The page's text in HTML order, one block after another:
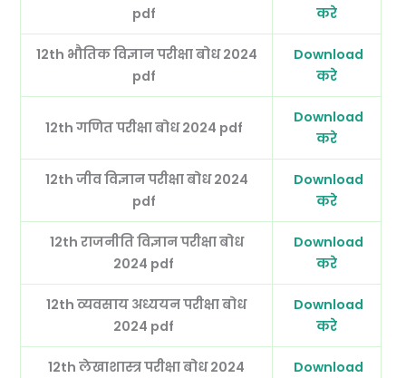
pdf
करे
12th भौतिक विज्ञान परीक्षा बोध 2024
pdf
Download
करे
12th गणित परीक्षा बोध 2024 pdf
Download
करे
12th जीव विज्ञान परीक्षा बोध 2024
pdf
Download
करे
12th राजनीति विज्ञान परीक्षा बोध
2024 pdf
Download
करे
12th व्यवसाय अध्ययन परीक्षा बोध
2024 pdf
Download
करे
12th लेखाशास्त्र परीक्षा बोध 2024
Download